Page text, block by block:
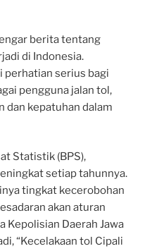
berita tentang
di Indonesia.
perhatian serius bagi
pengguna jalan tol,
dan kepatuhan dalam
Statistik (BPS),
setiap tahunnya.
tingkat kecerobohan
akan aturan
Kepolisian Daerah Jawa
“Kecelakaan tol Cipali